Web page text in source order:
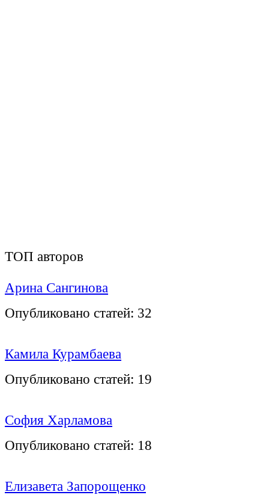
ТОП авторов
Арина Сангинова
Опубликовано статей: 32
Камила Курамбаева
Опубликовано статей: 19
София Харламова
Опубликовано статей: 18
Елизавета Запорощенко